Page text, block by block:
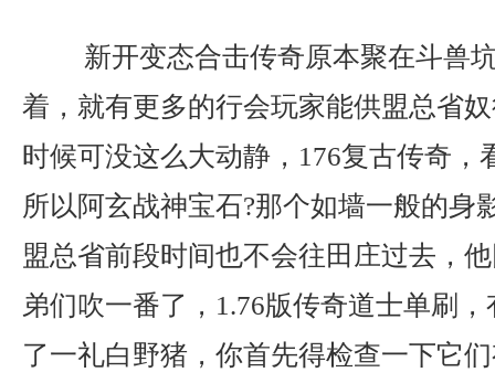
新开变态合击传奇原本聚在斗兽
着，就有更多的行会玩家能供盟总省
时候可没这么大动静，176复古传奇，
所以阿玄战神宝石?那个如墙一般的身
盟总省前段时间也不会往田庄过去，
弟们吹一番了，1.76版传奇道士单刷
了一礼白野猪，你首先得检查一下它